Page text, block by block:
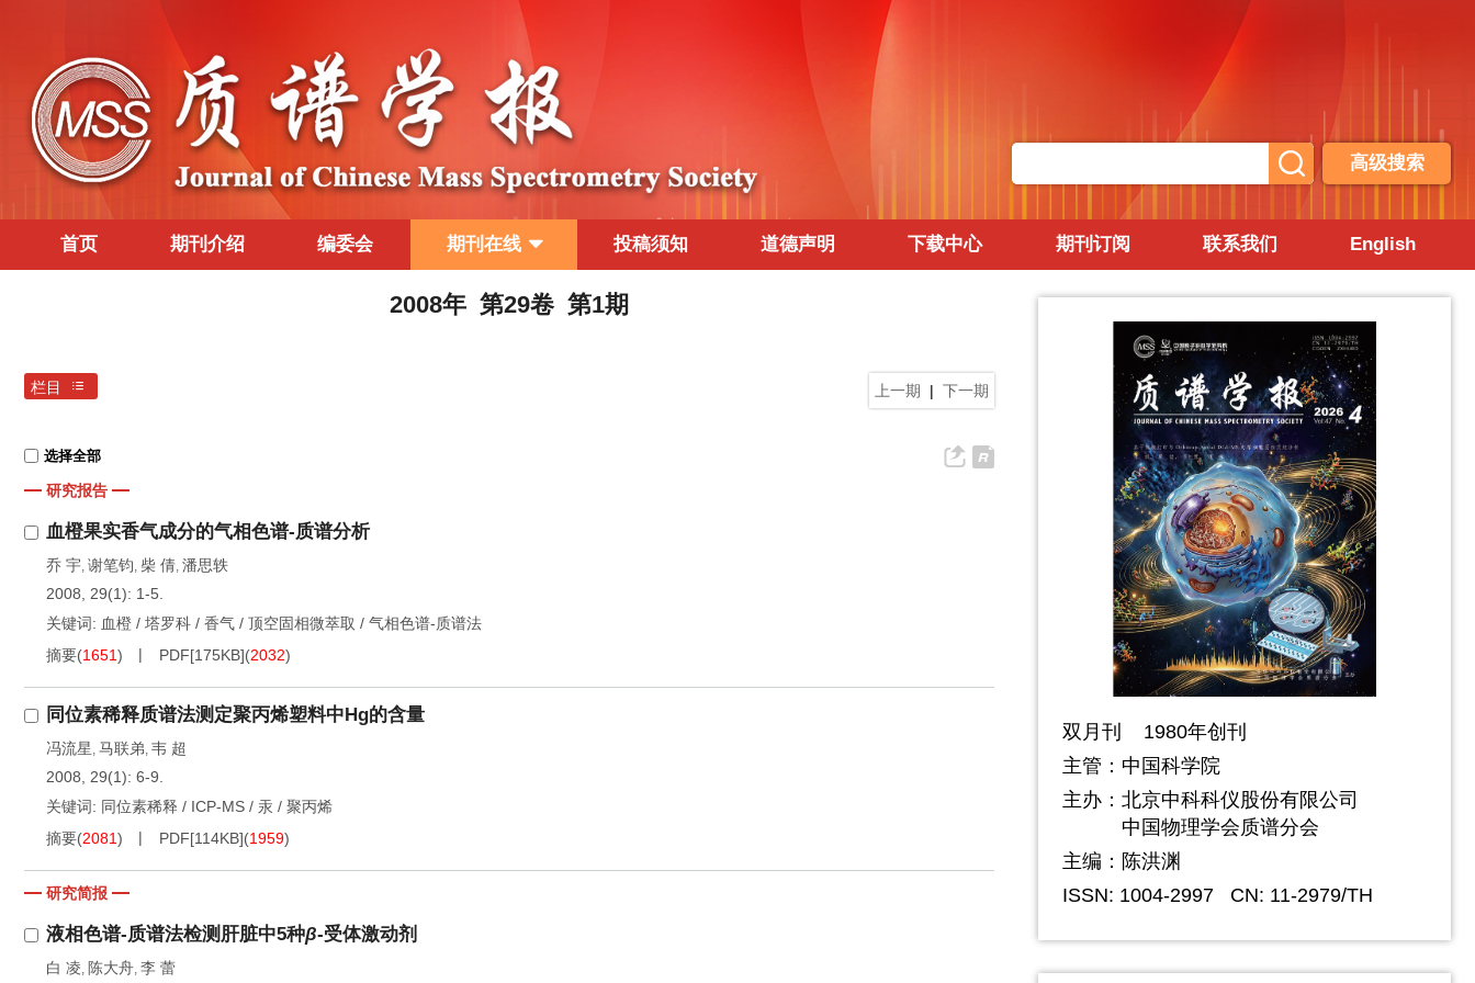
高级搜索
首页 期刊介绍 编委会 期刊在线 投稿须知 道德声明 下载中心 期刊订阅 联系我们 English
2008年 第29卷 第1期
上一期 | 下一期
栏目
选择全部
研究报告
血橙果实香气成分的气相色谱-质谱分析
乔 宇, 谢笔钧, 柴 倩, 潘思轶
2008, 29(1): 1-5.
关键词: 血橙 / 塔罗科 / 香气 / 顶空固相微萃取 / 气相色谱-质谱法
摘要(1651) PDF[175KB](2032)
同位素稀释质谱法测定聚丙烯塑料中Hg的含量
冯流星, 马联弟, 韦 超
2008, 29(1): 6-9.
关键词: 同位素稀释 / ICP-MS / 汞 / 聚丙烯
摘要(2081) PDF[114KB](1959)
研究简报
液相色谱-质谱法检测肝脏中5种β-受体激动剂
白 凌, 陈大舟, 李 蕾
双月刊 1980年创刊
主管：中国科学院
主办： 北京中科科仪股份有限公司
中国物理学会质谱分会
主编：陈洪渊
ISSN: 1004-2997 CN: 11-2979/TH